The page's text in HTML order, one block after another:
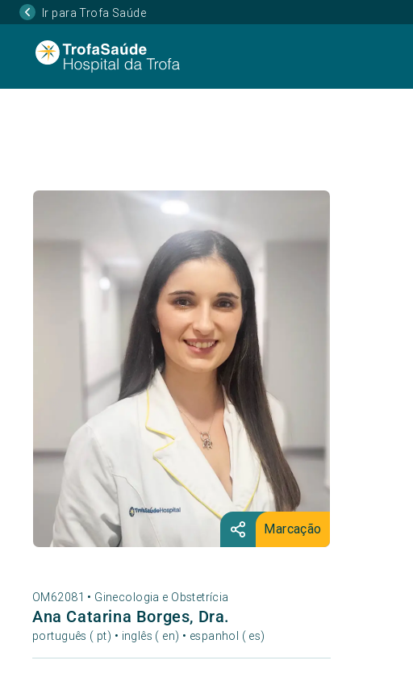
Ir para Trofa Saúde
Marcação
OM62081 • Ginecologia e Obstetrícia
Ana Catarina Borges, Dra.
português ( pt) • inglês ( en) • espanhol ( es)